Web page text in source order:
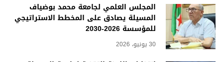
المجلس العلمي لجامعة محمد بوضياف
المسيلة يصادق على المخطط الاستراتيجي
للمؤسسة 2026-2030
30 يونيو، 2026